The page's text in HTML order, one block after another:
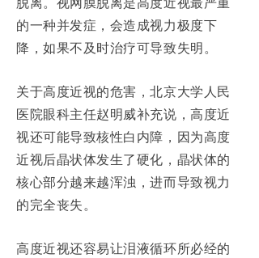
的一种并发症，会造成视力极度下
降，如果不及时治疗可导致失明。
关于高度近视的危害，北京大学人民
医院眼科主任赵明威补充说，高度近
视还可能导致核性白内障，因为高度
近视后晶状体发生了硬化，晶状体的
核心部分越来越浑浊，进而导致视力
的完全丧失。
高度近视还容易让泪液循环所必经的